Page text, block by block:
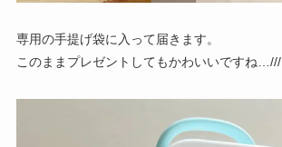
専用の手提げ袋に入って届きます。
このままプレゼントしてもかわいいですね…///